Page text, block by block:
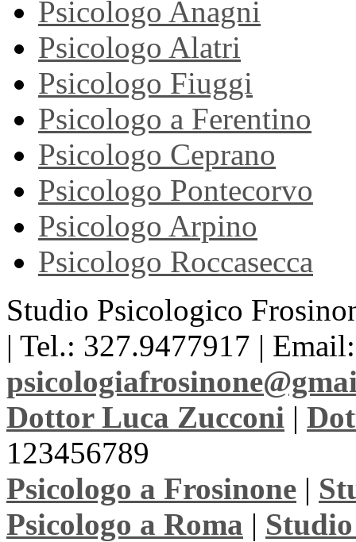
Psicologo Anagni
Psicologo Alatri
Psicologo Fiuggi
Psicologo a Ferentino
Psicologo Ceprano
Psicologo Pontecorvo
Psicologo Arpino
Psicologo Roccasecca
Studio Psicologico
| Tel.: 327.9477917 | Email:
Dottor Luca Zucconi |
123456789
Psicologo a Frosinone |
Psicologo a Roma |